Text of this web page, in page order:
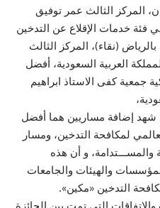
المركز الثالث عمر توفيق
فئة خدمات الإقلاع عن التدخين
(نقاء)، المركز الثالث
العربية السعودية، أفضل
كفى الاستاذ ابراهيم
شهد إضافة مساريين هما أفضل
لمكافحة التدخين، ومسار
والمســـتدامة، و أن هذه
والهيئات والجامعات
التدخين «مكين».